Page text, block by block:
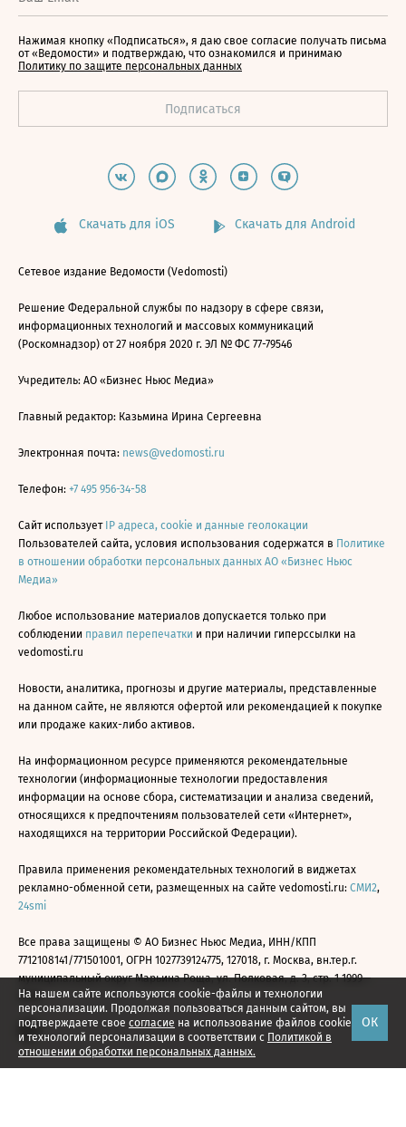
На нашем сайте используются cookie-файлы и технологии
персонализации. Продолжая пользоваться данным сайтом, вы
подтверждаете свое согласие на использование файлов cookie
и технологий персонализации в соответствии с Политикой в
отношении обработки персональных данных.
ОК
Нажимая кнопку «Подписаться», я даю свое согласие получать письма
от «Ведомости» и подтверждаю, что ознакомился и принимаю
Политику по защите персональных данных
Скачать для iOS Скачать для Android
Сетевое издание Ведомости (Vedomosti)
Решение Федеральной службы по надзору в сфере связи,
информационных технологий и массовых коммуникаций
(Роскомнадзор) от 27 ноября 2020 г. ЭЛ № ФС 77-79546
Учредитель: АО «Бизнес Ньюс Медиа»
Главный редактор: Казьмина Ирина Сергеевна
Электронная почта: news@vedomosti.ru
Телефон: +7 495 956-34-58
Сайт использует IP адреса, cookie и данные геолокации
Пользователей сайта, условия использования содержатся в Политике
в отношении обработки персональных данных АО «Бизнес Ньюс
Медиа»
Любое использование материалов допускается только при
соблюдении правил перепечатки и при наличии гиперссылки на
vedomosti.ru
Новости, аналитика, прогнозы и другие материалы, представленные
на данном сайте, не являются офертой или рекомендацией к покупке
или продаже каких-либо активов.
На информационном ресурсе применяются рекомендательные
технологии (информационные технологии предоставления
информации на основе сбора, систематизации и анализа сведений,
относящихся к предпочтениям пользователей сети «Интернет»,
находящихся на территории Российской Федерации).
Правила применения рекомендательных технологий в виджетах
рекламно-обменной сети, размещенных на сайте vedomosti.ru: СМИ2,
24smi
Все права защищены © АО Бизнес Ньюс Медиа, ИНН/КПП
7712108141/771501001, ОГРН 1027739124775, 127018, г. Москва, вн.тер.г.
муниципальный округ Марьина Роща, ул. Полковая, д. 3, стр. 1 1999—
2026